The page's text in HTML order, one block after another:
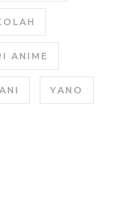
ANIME
YANO